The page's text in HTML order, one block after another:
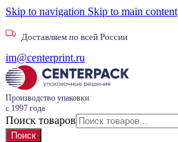
Skip to navigation Skip to main content
Доставляем по всей России
im@centerprint.ru
Производство упаковки
с 1997 года
Поиск товаров
Поиск